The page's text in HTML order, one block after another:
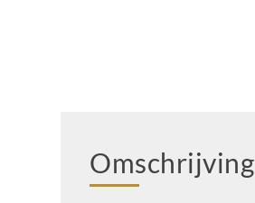
Omschrijving